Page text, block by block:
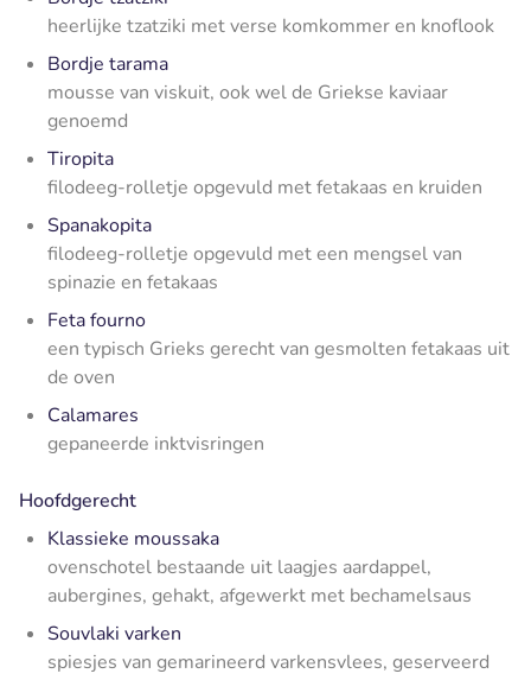
heerlijke tzatziki met verse komkommer en knoflook
Bordje tarama
mousse van viskuit, ook wel de Griekse kaviaar
genoemd
Tiropita
filodeeg-rolletje opgevuld met fetakaas en kruiden
Spanakopita
filodeeg-rolletje opgevuld met een mengsel van
spinazie en fetakaas
Feta fourno
een typisch Grieks gerecht van gesmolten fetakaas uit
de oven
Calamares
gepaneerde inktvisringen
Hoofdgerecht
Klassieke moussaka
ovenschotel bestaande uit laagjes aardappel,
aubergines, gehakt, afgewerkt met bechamelsaus
Souvlaki varken
spiesjes van gemarineerd varkensvlees, geserveerd